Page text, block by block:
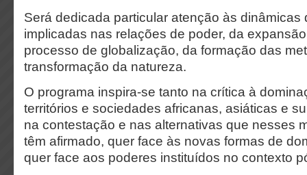
Será dedicada particular atenção às dinâmicas
implicadas nas relações de poder, da
processo de globalização, da formação das
transformação da natureza.
O programa inspira-se tanto na crítica à
territórios e sociedades africanas, asiáticas e
na contestação e nas alternativas que nesses
têm afirmado, quer face às novas formas de
quer face aos poderes instituídos no contexto